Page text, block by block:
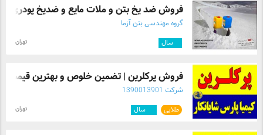
فروش ضد یخ بتن و ملات مایع و ضدیخ پودری ...
گروه مهندسی بتن آزما
سال تهران
فروش پرکلرین | تضمین خلوص و بهترین قیمت
شرکت 1390013901
طلایی سال تهران